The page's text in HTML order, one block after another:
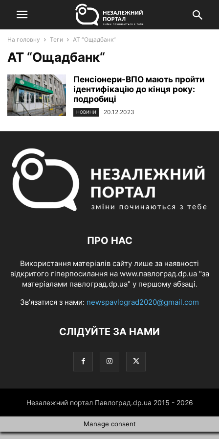
На головну Теги АТ “Ощадбанк“
АТ “Ощадбанк“
Пенсіонери-ВПО мають пройти
ідентифікацію до кінця року:
подробиці
НОВИНИ 20.12.2023
ПРО НАС
Використання матеріалів сайту лише за наявності
відкритого гіперпосилання на www.павлоград.dp.ua "за
матеріалами павлоград.dp.ua" у першому абзаці.
Зв'язатися з нами: newspavlograd2020@gmail.com
СЛІДУЙТЕ ЗА НАМИ
Незалежний портал Павлоград.dp.ua 2015 - 2026
Manage consent